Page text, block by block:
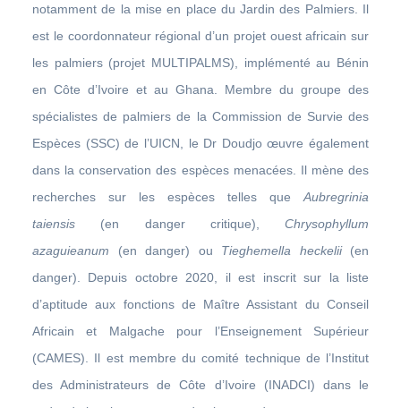
notamment de la mise en place du Jardin des Palmiers. Il
est le coordonnateur régional d’un projet ouest africain sur
les palmiers (projet MULTIPALMS), implémenté au Bénin
en Côte d’Ivoire et au Ghana. Membre du groupe des
spécialistes de palmiers de la Commission de Survie des
Espèces (SSC) de l’UICN, le Dr Doudjo œuvre également
dans la conservation des espèces menacées. Il mène des
recherches sur les espèces telles queAubregrinia
taiensis (en danger critique), Chrysophyllum
azaguieanum (en danger) ou Tieghemella heckelii(en
danger). Depuis octobre 2020, il est inscrit sur la liste
d’aptitude aux fonctions de Maître Assistant du Conseil
Africain et Malgache pour l’Enseignement Supérieur
(CAMES). Il est membre du comité technique de l’Institut
des Administrateurs de Côte d’Ivoire (INADCI) dans le